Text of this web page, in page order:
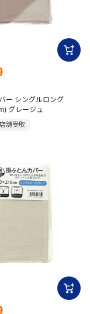
ー シングルロング
グレージュ
舗受取